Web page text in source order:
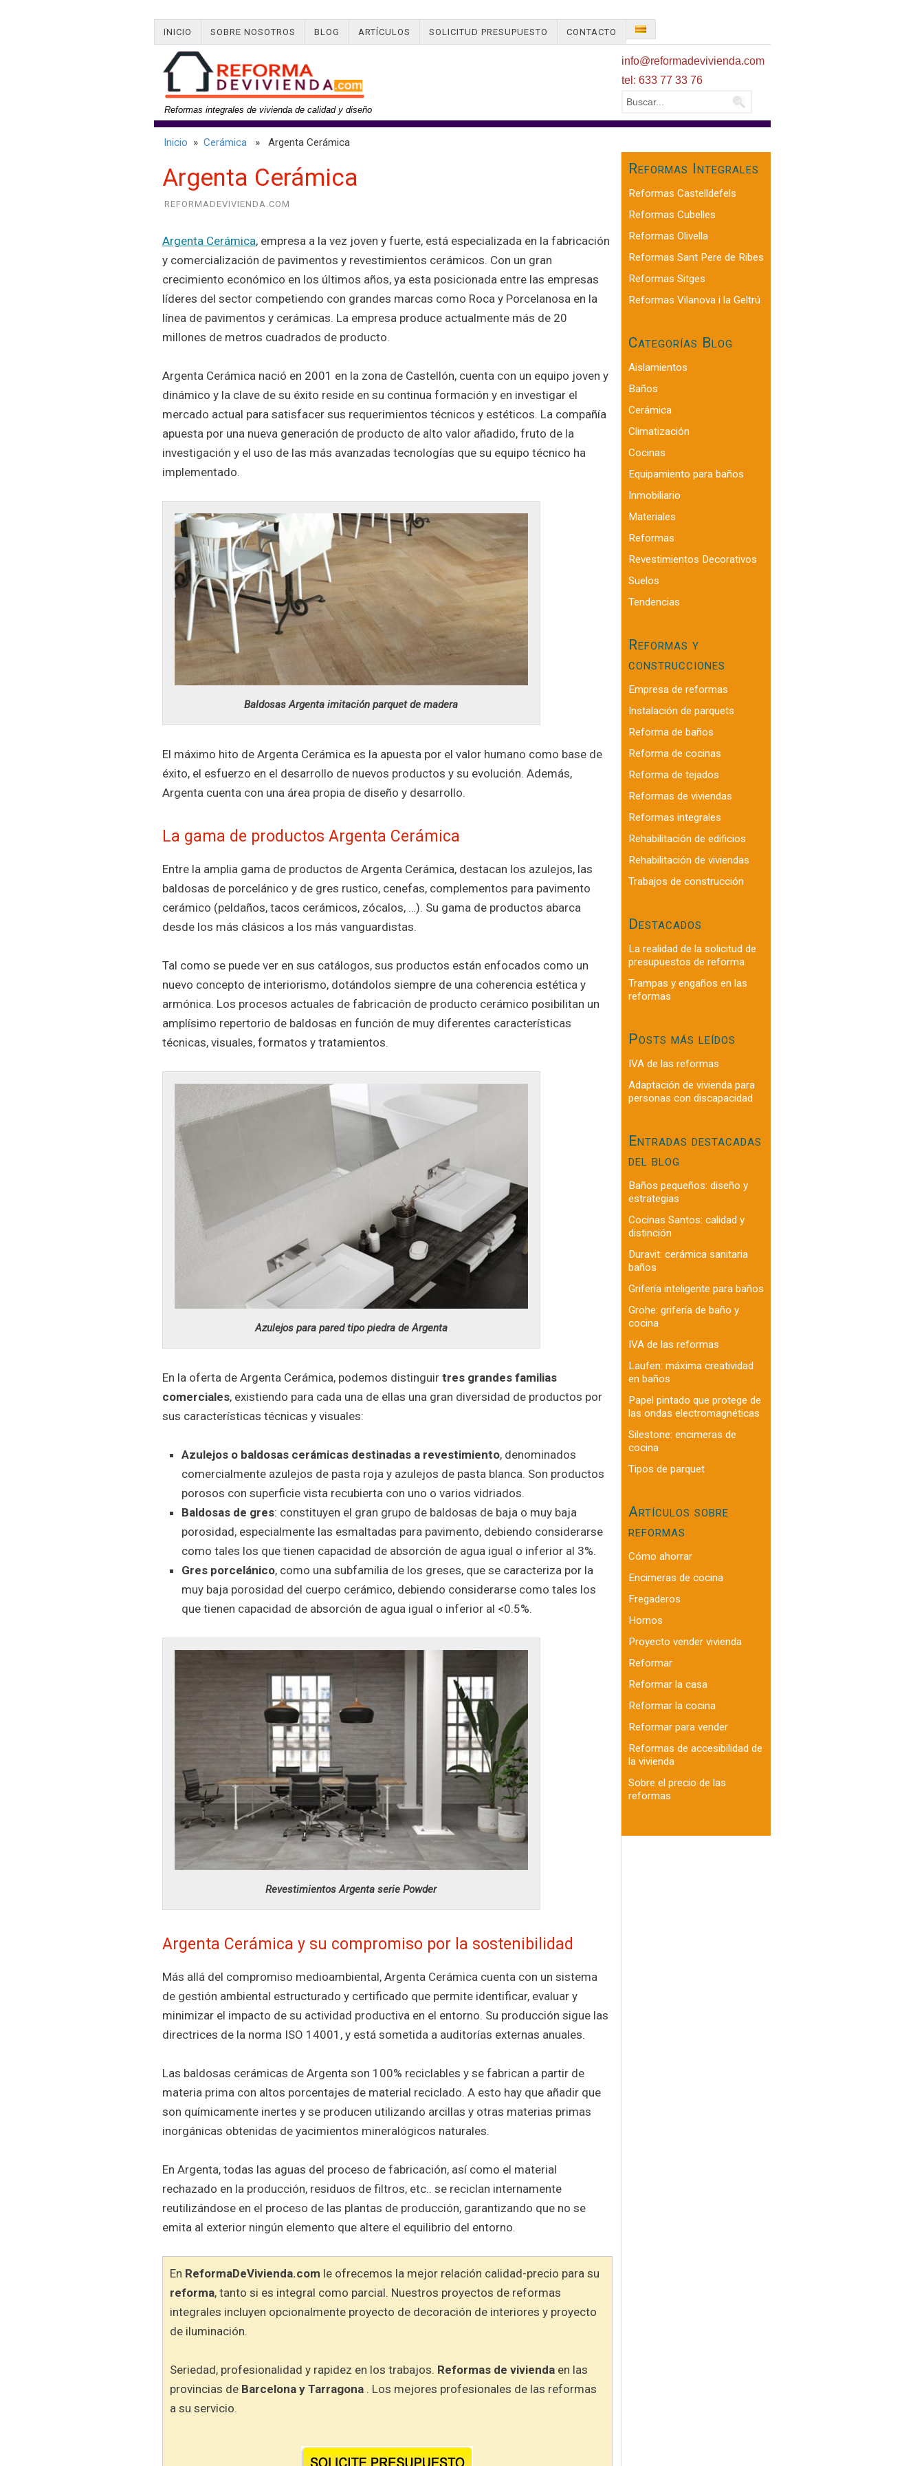
INICIO SOBRE NOSOTROS BLOG ARTÍCULOS SOLICITUD PRESUPUESTO CONTACTO
Reformas integrales de vivienda de calidad y diseño
info@reformadevivienda.com
tel: 633 77 33 76
Inicio » Cerámica» Argenta Cerámica
Argenta Cerámica
REFORMADEVIVIENDA.COM
Argenta Cerámica, empresa a la vez joven y fuerte, está especializada en la fabricación
y comercialización de pavimentos y revestimientos cerámicos. Con un gran
crecimiento económico en los últimos años, ya esta posicionada entre las empresas
líderes del sector competiendo con grandes marcas como Roca y Porcelanosa en la
línea de pavimentos y cerámicas. La empresa produce actualmente más de 20
millones de metros cuadrados de producto.
Argenta Cerámica nació en 2001 en la zona de Castellón, cuenta con un equipo joven y
dinámico y la clave de su éxito reside en su continua formación y en investigar el
mercado actual para satisfacer sus requerimientos técnicos y estéticos. La compañía
apuesta por una nueva generación de producto de alto valor añadido, fruto de la
investigación y el uso de las más avanzadas tecnologías que su equipo técnico ha
implementado.
Baldosas Argenta imitación parquet de madera
El máximo hito de Argenta Cerámica es la apuesta por el valor humano como base de
éxito, el esfuerzo en el desarrollo de nuevos productos y su evolución. Además,
Argenta cuenta con una área propia de diseño y desarrollo.
La gama de productos Argenta Cerámica
Entre la amplia gama de productos de Argenta Cerámica, destacan los azulejos, las
baldosas de porcelánico y de gres rustico, cenefas, complementos para pavimento
cerámico (peldaños, tacos cerámicos, zócalos, …). Su gama de productos abarca
desde los más clásicos a los más vanguardistas.
Tal como se puede ver en sus catálogos, sus productos están enfocados como un
nuevo concepto de interiorismo, dotándolos siempre de una coherencia estética y
armónica. Los procesos actuales de fabricación de producto cerámico posibilitan un
amplísimo repertorio de baldosas en función de muy diferentes características
técnicas, visuales, formatos y tratamientos.
Azulejos para pared tipo piedra de Argenta
En la oferta de Argenta Cerámica, podemos distinguir tres grandes familias
comerciales, existiendo para cada una de ellas una gran diversidad de productos por
sus características técnicas y visuales:
Azulejos o baldosas cerámicas destinadas a revestimiento, denominados
comercialmente azulejos de pasta roja y azulejos de pasta blanca. Son productos
porosos con superficie vista recubierta con uno o varios vidriados.
Baldosas de gres: constituyen el gran grupo de baldosas de baja o muy baja
porosidad, especialmente las esmaltadas para pavimento, debiendo considerarse
como tales los que tienen capacidad de absorción de agua igual o inferior al 3%.
Gres porcelánico, como una subfamilia de los greses, que se caracteriza por la
muy baja porosidad del cuerpo cerámico, debiendo considerarse como tales los
que tienen capacidad de absorción de agua igual o inferior al <0.5%.
Revestimientos Argenta serie Powder
Argenta Cerámica y su compromiso por la sostenibilidad
Más allá del compromiso medioambiental, Argenta Cerámica cuenta con un sistema
de gestión ambiental estructurado y certificado que permite identificar, evaluar y
minimizar el impacto de su actividad productiva en el entorno. Su producción sigue las
directrices de la norma ISO 14001, y está sometida a auditorías externas anuales.
Las baldosas cerámicas de Argenta son 100% reciclables y se fabrican a partir de
materia prima con altos porcentajes de material reciclado. A esto hay que añadir que
son químicamente inertes y se producen utilizando arcillas y otras materias primas
inorgánicas obtenidas de yacimientos mineralógicos naturales.
En Argenta, todas las aguas del proceso de fabricación, así como el material
rechazado en la producción, residuos de filtros, etc.. se reciclan internamente
reutilizándose en el proceso de las plantas de producción, garantizando que no se
emita al exterior ningún elemento que altere el equilibrio del entorno.
En ReformaDeVivienda.com le ofrecemos la mejor relación calidad-precio para su
reforma, tanto si es integral como parcial. Nuestros proyectos de reformas
integrales incluyen opcionalmente proyecto de decoración de interiores y proyecto
de iluminación.
Seriedad, profesionalidad y rapidez en los trabajos. Reformas de viviendaen las
provincias de Barcelona y Tarragona . Los mejores profesionales de las reformas
a su servicio.
Reformas Integrales
Reformas Castelldefels
Reformas Cubelles
Reformas Olivella
Reformas Sant Pere de Ribes
Reformas Sitges
Reformas Vilanova i la Geltrú
Categorías Blog
Aislamientos
Baños
Cerámica
Climatización
Cocinas
Equipamiento para baños
Inmobiliario
Materiales
Reformas
Revestimientos Decorativos
Suelos
Tendencias
Reformas y
construcciones
Empresa de reformas
Instalación de parquets
Reforma de baños
Reforma de cocinas
Reforma de tejados
Reformas de viviendas
Reformas integrales
Rehabilitación de edificios
Rehabilitación de viviendas
Trabajos de construcción
Destacados
La realidad de la solicitud de
presupuestos de reforma
Trampas y engaños en las
reformas
Posts más leídos
IVA de las reformas
Adaptación de vivienda para
personas con discapacidad
Entradas destacadas
del blog
Baños pequeños: diseño y
estrategias
Cocinas Santos: calidad y
distinción
Duravit: cerámica sanitaria
baños
Grifería inteligente para baños
Grohe: grifería de baño y
cocina
IVA de las reformas
Laufen: máxima creatividad
en baños
Papel pintado que protege de
las ondas electromagnéticas
Silestone: encimeras de
cocina
Tipos de parquet
Artículos sobre
reformas
Cómo ahorrar
Encimeras de cocina
Fregaderos
Hornos
Proyecto vender vivienda
Reformar
Reformar la casa
Reformar la cocina
Reformar para vender
Reformas de accesibilidad de
la vivienda
Sobre el precio de las
reformas